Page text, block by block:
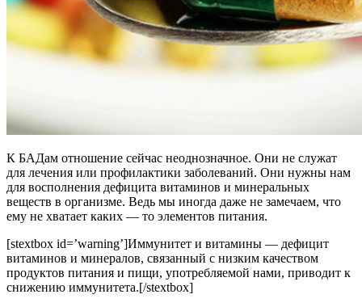
К БАДам отношение сейчас неоднозначное. Они не служат
для лечения или профилактики заболеваний. Они нужны нам
для восполнения дефицита витаминов и минеральных
веществ в организме. Ведь мы иногда даже не замечаем, что
ему не хватает каких — то элементов питания.
[stextbox id=’warning’]Иммунитет и витамины — дефицит
витаминов и минералов, связанный с низким качеством
продуктов питания и пищи, употребляемой нами, приводит к
снижению иммунитета.[/stextbox]